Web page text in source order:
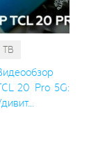
ТВ
20 Pro 5G: